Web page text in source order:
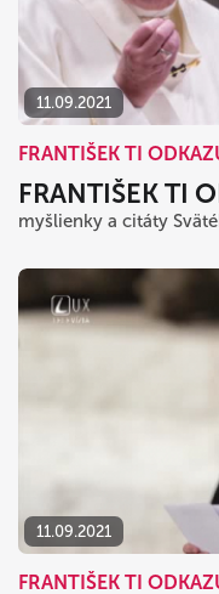
11.09.2021
FRANTIŠEK TI
FRANTIŠEK TI
myšlienky a citáty
11.09.2021
FRANTIŠEK TI